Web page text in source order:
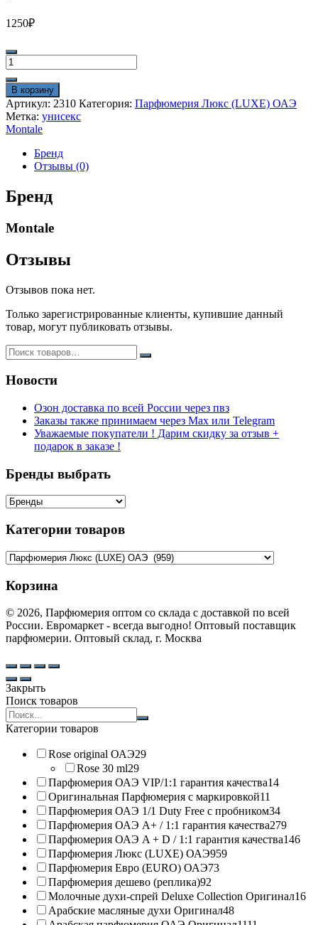
1250₽
Количество
товара
Montale
Aoud
Forest
100ml
унисекс
люкс
В корзину
Артикул: 2310 Категория: Парфюмерия Люкс (LUXE) ОАЭ
Метка: унисекс
Montale
Бренд
Отзывы (0)
Бренд
Montale
Отзывы
Отзывов пока нет.
Только зарегистрированные клиенты, купившие данный
товар, могут публиковать отзывы.
Новости
Озон доставка по всей России через пвз
Заказы также принимаем через Max или Telegram
Уважаемые покупатели ! Дарим скидку за отзыв +
подарок в заказе !
Бренды выбрать
Категории товаров
Корзина
© 2026, Парфюмерия оптом со склада с доставкой по всей
России. Евромаркет - всегда выгодно! Оптовый поставщик
парфюмерии. Оптовый склад, г. Москва
Закрыть
Поиск товаров
Search
products:
Категории товаров
Rose original ОАЭ29
Rose 30 ml29
Парфюмерия ОАЭ VIP/1:1 гарантия качества14
Оригинальная Парфюмерия с маркировкой11
Парфюмерия ОАЭ 1/1 Duty Free с пробником34
Парфюмерия ОАЭ A+ / 1:1 гарантия качества279
Парфюмерия ОАЭ A + D / 1:1 гарантия качества146
Парфюмерия Люкс (LUXE) ОАЭ959
Парфюмерия Евро (EURO) ОАЭ73
Парфюмерия дешево (реплика)92
Молочные духи-спрей Deluxe Collection Оригинал16
Арабские масляные духи Оригинал48